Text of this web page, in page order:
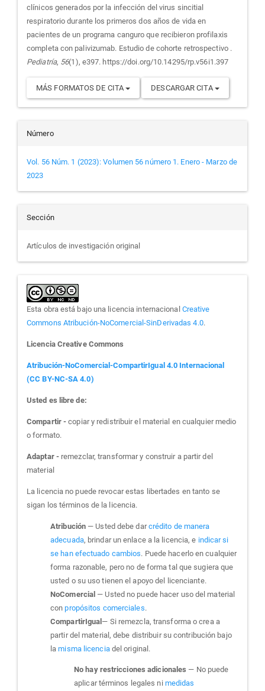
artículo
clínicos generados por la infección del virus sincitial
respiratorio durante los primeros dos años de vida en
pacientes de un programa canguro que recibieron profilaxis
completa con palivizumab. Estudio de cohorte retrospectivo .
Pediatría, 56(1), e397. https://doi.org/10.14295/rp.v56i1.397
MÁS FORMATOS DE CITA DESCARGAR CITA
Número
Vol. 56 Núm. 1 (2023): Volumen 56 número 1. Enero - Marzo de
2023
Sección
Artículos de investigación original
Esta obra está bajo una licencia internacional Creative
Commons Atribución-NoComercial-SinDerivadas 4.0.
Licencia Creative Commons
Atribución-NoComercial-CompartirIgual 4.0 Internacional
(CC BY-NC-SA 4.0)
Usted es libre de:
Compartir -copiar y redistribuir el material en cualquier medio
o formato.
Adaptar -remezclar, transformar y construir a partir del
material
La licencia no puede revocar estas libertades en tanto se
sigan los términos de la licencia.
Atribución — Usted debe darcrédito de manera
adecuada, brindar un enlace a la licencia, e indicar si
se han efectuado cambios. Puede hacerlo en cualquier
forma razonable, pero no de forma tal que sugiera que
usted o su uso tienen el apoyo del licenciante.
NoComercial — Usted no puede hacer uso del material
conpropósitos comerciales.
CompartirIgual — Si remezcla, transforma o crea a
partir del material, debe distribuir su contribución bajo
lamisma licenciadel original.
No hay restricciones adicionales — No puede
aplicar términos legales ni medidas